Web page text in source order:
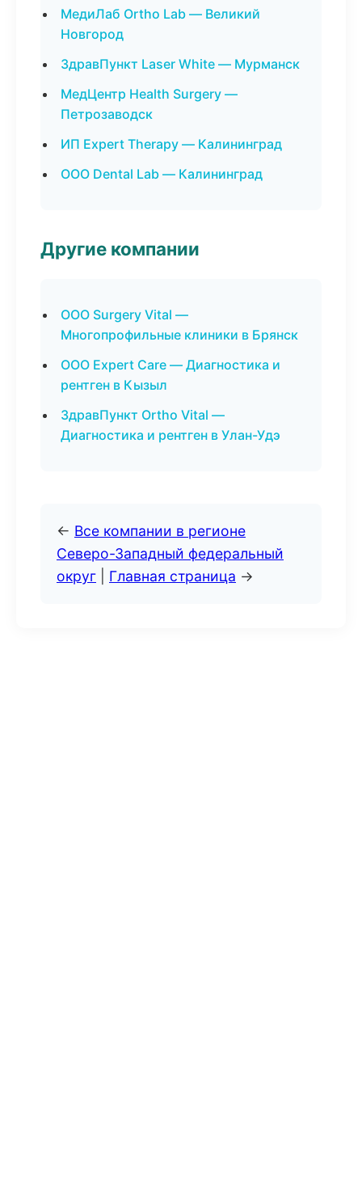
МедиЛаб Ortho Lab — Великий
Новгород
ЗдравПункт Laser White — Мурманск
МедЦентр Health Surgery —
Петрозаводск
ИП Expert Therapy — Калининград
ООО Dental Lab — Калининград
Другие компании
ООО Surgery Vital —
Многопрофильные клиники в Брянск
ООО Expert Care — Диагностика и
рентген в Кызыл
ЗдравПункт Ortho Vital —
Диагностика и рентген в Улан-Удэ
← Все компании в регионе
Северо-Западный федеральный
округ
Главная страница →